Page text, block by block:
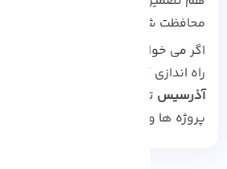
محافظت شده باشد.
اگر می‌ خواهید بدون دردسر، سریع و
راه‌ اندازی کنید، همین حالا یک
سرور
آذرسیس تهیه کنید و از یک محیط
پروژه‌ ها و کسب‌ و کار خود بهره‌ مند